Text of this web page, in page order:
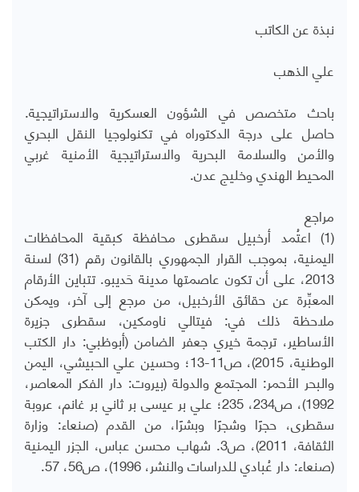
نبذة عن الكاتب
علي الذهب
باحث متخصص في الشؤون العسكرية والاستراتيجية.
حاصل على درجة الدكتوراه في تكنولوجيا النقل البحري
والأمن والسلامة البحرية والاستراتيجية الأمنية غربي
المحيط الهندي وخليج عدن.
مراجع
(1) اعتُمد أرخبيل سقطرى محافظة كبقية المحافظات
اليمنية، بموجب القرار الجمهوري بالقانون رقم (31) لسنة
2013، على أن تكون عاصمتها مدينة حَديبو. تتباين الأرقام
المعبِّرة عن حقائق الأرخبيل، من مرجع إلى آخر، ويمكن
ملاحظة ذلك في: فيتالي ناومكين، سقطرى جزيرة
الأساطير، ترجمة خيري جعفر الضامن (أبوظبي: دار الكتب
الوطنية، 2015)، ص11-13؛ وحسين علي الحبيشي، اليمن
والبحر الأحمر: المجتمع والدولة (بيروت: دار الفكر المعاصر،
1992)، ص234، 235؛ علي بر عيسى بر ثاني بر غانم، عروبة
سقطرى، حجرًا وشجرًا وبشرًا، من القدم (صنعاء: وزارة
الثقافة، 2011)، ص3. شهاب محسن عباس، الجزر اليمنية
(صنعاء: دار عُبادي للدراسات والنشر، 1996)، ص56، 57.